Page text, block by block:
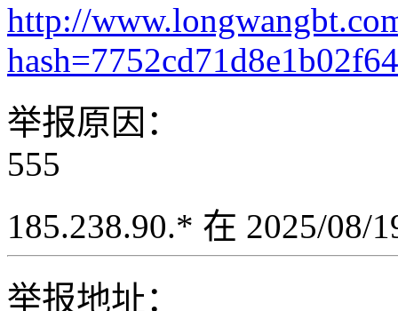
http://
举报原因：
555
185.238.90.* 在 2025/08/
举报地址：